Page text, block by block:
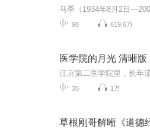
98 619.6万
医学院的月光 清晰版
35 1万
草根刚哥解晰《道德